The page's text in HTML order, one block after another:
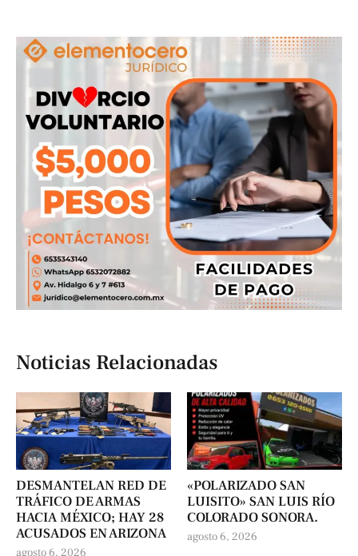
Noticias Relacionadas
DESMANTELAN RED DE
TRÁFICO DE ARMAS
HACIA MÉXICO; HAY 28
ACUSADOS EN ARIZONA
agosto 6, 2026
«POLARIZADO SAN
LUISITO» SAN LUIS RÍO
COLORADO SONORA.
agosto 6, 2026